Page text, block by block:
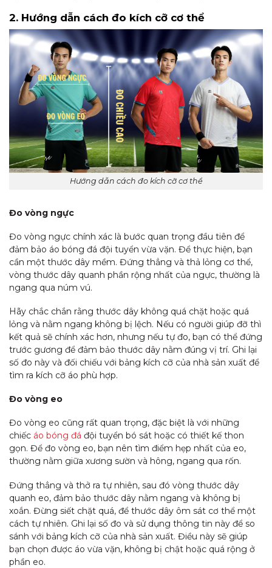
2. Hướng dẫn cách đo kích cỡ cơ thể
Hướng dẫn cách đo kích cỡ cơ thể
Đo vòng ngực
Đo vòng ngực chính xác là bước quan trọng đầu tiên để
đảm bảo áo bóng đá đội tuyển vừa vặn. Để thực hiện, bạn
cần một thước dây mềm. Đứng thẳng và thả lỏng cơ thể,
vòng thước dây quanh phần rộng nhất của ngực, thường là
ngang qua núm vú.
Hãy chắc chắn rằng thước dây không quá chặt hoặc quá
lỏng và nằm ngang không bị lệch. Nếu có người giúp đỡ thì
kết quả sẽ chính xác hơn, nhưng nếu tự đo, bạn có thể đứng
trước gương để đảm bảo thước dây nằm đúng vị trí. Ghi lại
số đo này và đối chiếu với bảng kích cỡ của nhà sản xuất để
tìm ra kích cỡ áo phù hợp.
Đo vòng eo
Đo vòng eo cũng rất quan trọng, đặc biệt là với những
chiếc áo bóng đá đội tuyển bó sát hoặc có thiết kế thon
gọn. Để đo vòng eo, bạn nên tìm điểm hẹp nhất của eo,
thường nằm giữa xương sườn và hông, ngang qua rốn.
Đứng thẳng và thở ra tự nhiên, sau đó vòng thước dây
quanh eo, đảm bảo thước dây nằm ngang và không bị
xoắn. Đừng siết chặt quá, để thước dây ôm sát cơ thể một
cách tự nhiên. Ghi lại số đo và sử dụng thông tin này để so
sánh với bảng kích cỡ của nhà sản xuất. Điều này sẽ giúp
bạn chọn được áo vừa vặn, không bị chật hoặc quá rộng ở
phần eo.